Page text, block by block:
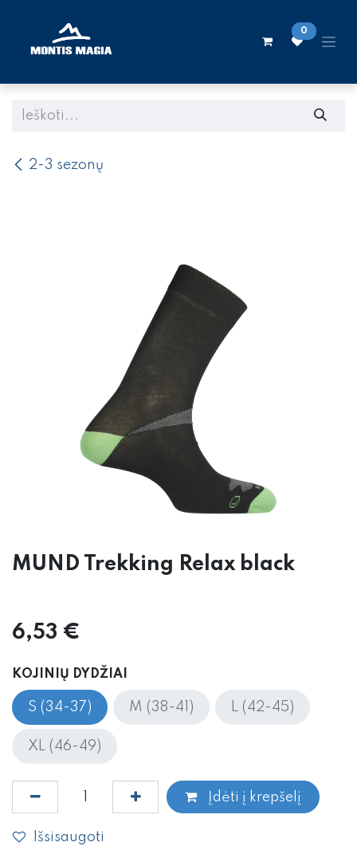
0
2-3 sezonų
MUND Trekking Relax black
6,53 €
KOJINIŲ DYDŽIAI
S (34-37) M (38-41) L (42-45)
XL (46-49)
Įdėti į krepšelį
Išsisaugoti